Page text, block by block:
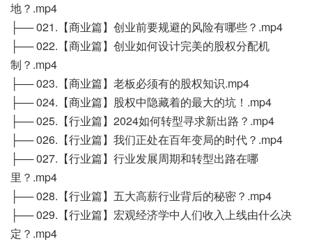
地？.mp4
├── 021.【商业篇】创业前要规避的风险有哪些？.mp4
├── 022.【商业篇】创业如何设计完美的股权分配机
制？.mp4
├── 023.【商业篇】老板必须有的股权知识.mp4
├── 024.【商业篇】股权中隐藏着的最大的坑！.mp4
├── 025.【行业篇】2024如何转型寻求新出路？.mp4
├── 026.【行业篇】我们正处在百年变局的时代？.mp4
├── 027.【行业篇】行业发展周期和转型出路在哪
里？.mp4
├── 028.【行业篇】五大高薪行业背后的秘密？.mp4
├── 029.【行业篇】宏观经济学中人们收入上线由什么决
定？.mp4